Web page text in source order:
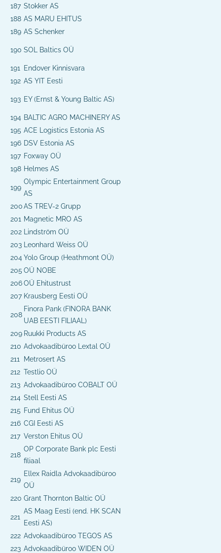
187 Stokker AS
188 AS MARU EHITUS
189 AS Schenker
190 SOL Baltics OÜ
191
Endover Kinnisvara
192 AS YIT Eesti
193 EY (Ernst & Young Baltic AS)
194 BALTIC AGRO MACHINERY AS
195 ACE Logistics Estonia AS
196 DSV Estonia AS
197 Foxway OÜ
198 Helmes AS
199
Olympic Entertainment Group
AS
200AS TREV-2 Grupp
201 Magnetic MRO AS
202
Lindström OÜ
203
Leonhard Weiss OÜ
204Yolo Group (Heathmont OÜ)
205 OÜ NOBE
206OÜ Ehitustrust
207 Krausberg Eesti OÜ
208
Finora Pank (FINORA BANK
UAB EESTI FILIAAL)
209 Ruukki Products AS
210 Advokaadibüroo Lextal OÜ
211
Metrosert AS
212 Testlio OÜ
213 Advokaadibüroo COBALT OÜ
214 Stell Eesti AS
215 Fund Ehitus OÜ
216 CGI Eesti AS
217 Verston Ehitus OÜ
218
OP Corporate Bank plc Eesti
filiaal
219
Ellex Raidla Advokaadibüroo
OÜ
220 Grant Thornton Baltic OÜ
221
AS Maag Eesti (end. HK SCAN
Eesti AS)
222 Advokaadibüroo TEGOS AS
223 Advokaadibüroo WIDEN OÜ